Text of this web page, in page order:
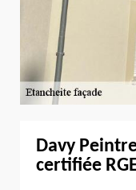
Davy
certifiée